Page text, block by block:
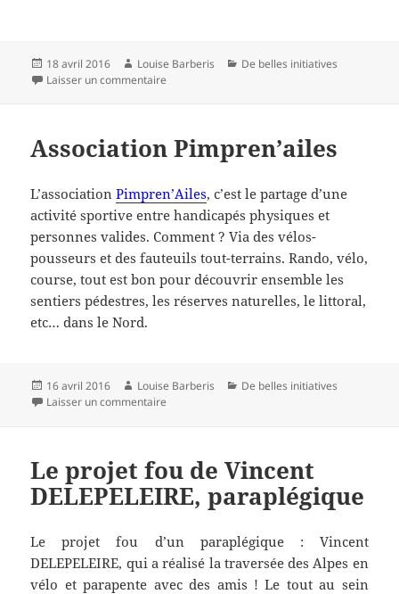
Publié
le
18 avril 2016 Auteur
Louise Barberis Catégories
De belles initiatives
Laisser un commentaire
Association Pimpren’ailes
L’associationPimpren’Ailes, c’est le partage d’une
activité sportive entre handicapés physiques et
personnes valides. Comment ? Via des vélos-
pousseurs et des fauteuils tout-terrains. Rando, vélo,
course, tout est bon pour découvrir ensemble les
sentiers pédestres, les réserves naturelles, le littoral,
etc… dans le Nord.
Publié
le
16 avril 2016 Auteur
Louise Barberis Catégories
De belles initiatives
Laisser un commentaire
Le projet fou de Vincent
DELEPELEIRE, paraplégique
Le projet fou d’un paraplégique : Vincent
DELEPELEIRE, qui a réalisé la traversée des Alpes en
vélo et parapente avec des amis ! Le tout au sein